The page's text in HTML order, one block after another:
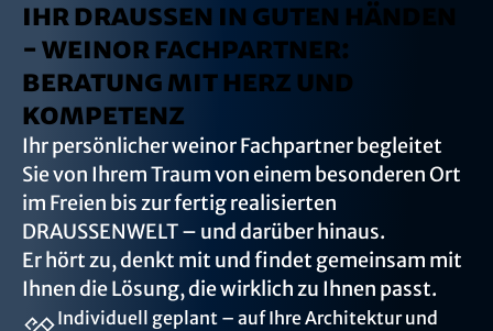
IHR DRAUSSEN IN GUTEN HÄNDEN
- WEINOR FACHPARTNER:
BERATUNG MIT HERZ UND
KOMPETENZ
Ihr persönlicher weinor Fachpartner begleitet
Sie von Ihrem Traum von einem besonderen Ort
im Freien bis zur fertig realisierten
DRAUSSENWELT – und darüber hinaus.
Er hört zu, denkt mit und findet gemeinsam mit
Ihnen die Lösung, die wirklich zu Ihnen passt.
Individuell geplant – auf Ihre Architektur und